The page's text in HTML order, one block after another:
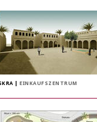
|EINKAUFSZENTRUM